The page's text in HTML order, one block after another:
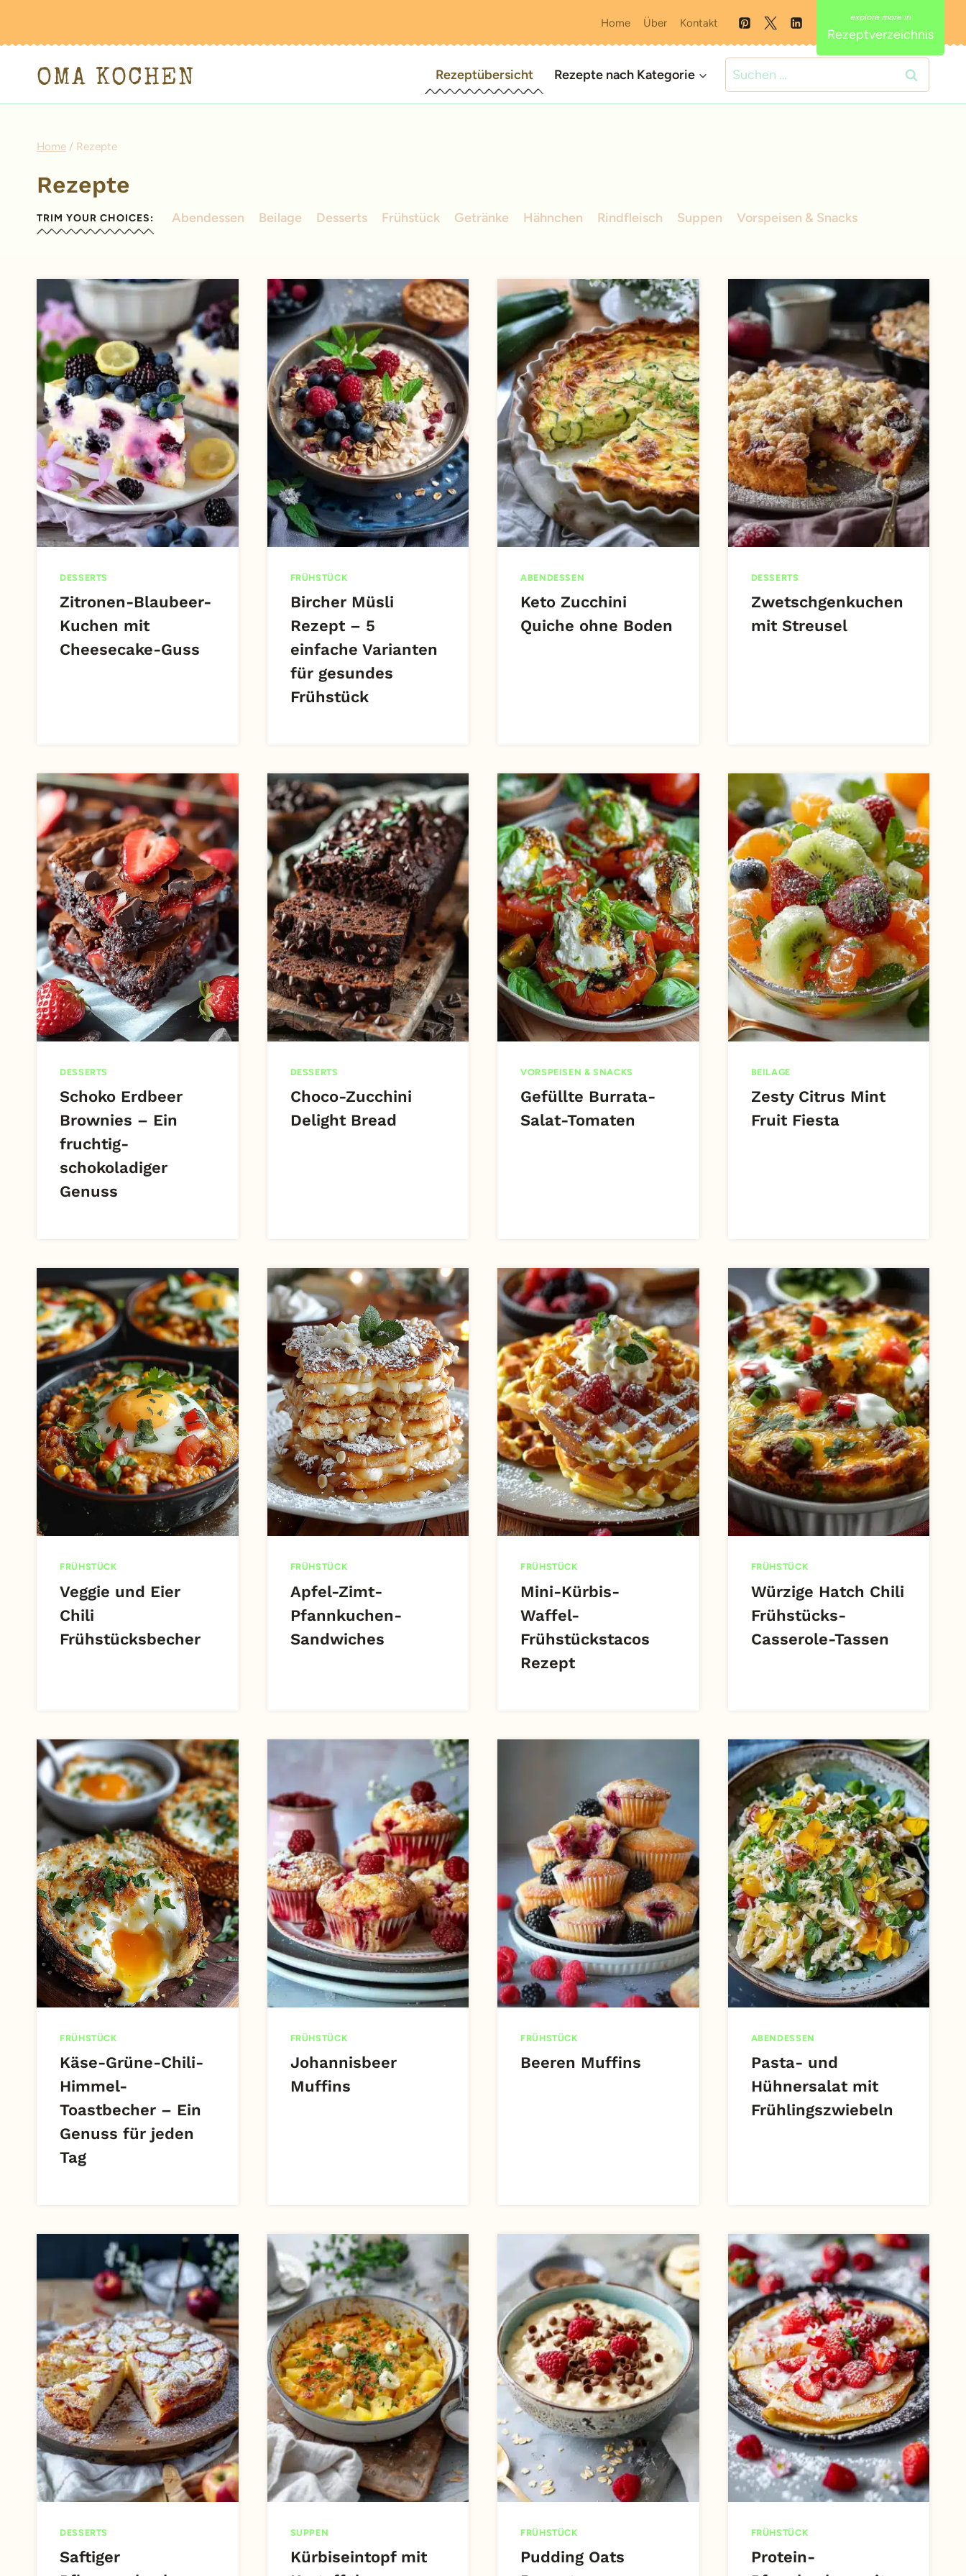
Home Über Kontakt
Rezeptverzeichnis
OMA KOCHEN Rezeptübersicht Rezepte nach Kategorie
Suchen
nach:
Home / Rezepte
Rezepte
TRIM YOUR CHOICES: Abendessen Beilage Desserts Frühstück Getränke Hähnchen Rindfleisch Suppen Vorspeisen & Snacks
DESSERTS
Zitronen-Blaubeer-
Kuchen mit
Cheesecake-Guss
FRÜHSTÜCK
Bircher Müsli
Rezept – 5
einfache Varianten
für gesundes
Frühstück
ABENDESSEN
Keto Zucchini
Quiche ohne Boden
DESSERTS
Zwetschgenkuchen
mit Streusel
DESSERTS
Schoko Erdbeer
Brownies – Ein
fruchtig-
schokoladiger
Genuss
DESSERTS
Choco-Zucchini
Delight Bread
VORSPEISEN & SNACKS
Gefüllte Burrata-
Salat-Tomaten
BEILAGE
Zesty Citrus Mint
Fruit Fiesta
FRÜHSTÜCK
Veggie und Eier
Chili
Frühstücksbecher
FRÜHSTÜCK
Apfel-Zimt-
Pfannkuchen-
Sandwiches
FRÜHSTÜCK
Mini-Kürbis-
Waffel-
Frühstückstacos
Rezept
FRÜHSTÜCK
Würzige Hatch Chili
Frühstücks-
Casserole-Tassen
FRÜHSTÜCK
Käse-Grüne-Chili-
Himmel-
Toastbecher – Ein
Genuss für jeden
Tag
FRÜHSTÜCK
Johannisbeer
Muffins
FRÜHSTÜCK
Beeren Muffins
ABENDESSEN
Pasta- und
Hühnersalat mit
Frühlingszwiebeln
DESSERTS
Saftiger
SUPPEN
Kürbiseintopf mit
FRÜHSTÜCK
Pudding Oats
FRÜHSTÜCK
Protein-